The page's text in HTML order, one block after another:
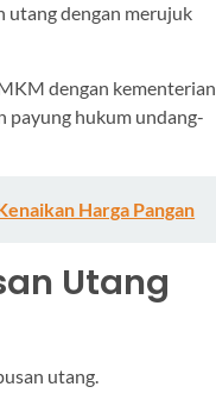
utang dengan merujuk
dengan kementerian
payung hukum undang-
Harga Pangan
Utang
utang.